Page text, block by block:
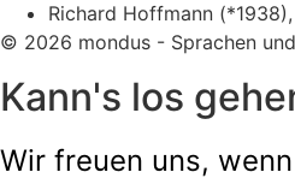
Richard Hoffmann
© 2026 mondus - Sprachen
Kann's los
Wir freuen uns,